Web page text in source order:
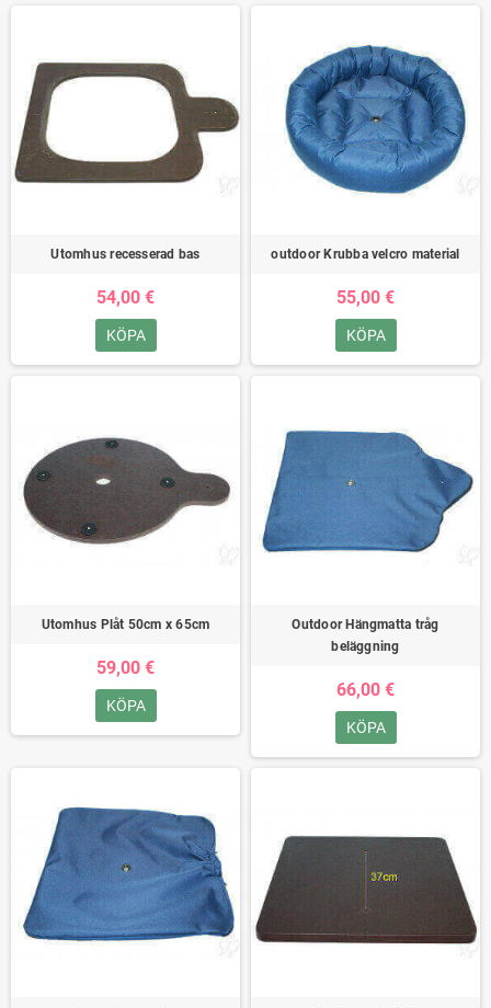
Utomhus recesserad bas
54,00 €
KÖPA
outdoor Krubba velcro material
55,00 €
KÖPA
Utomhus Plåt 50cm x 65cm
59,00 €
KÖPA
Outdoor Hängmatta tråg
beläggning
66,00 €
KÖPA